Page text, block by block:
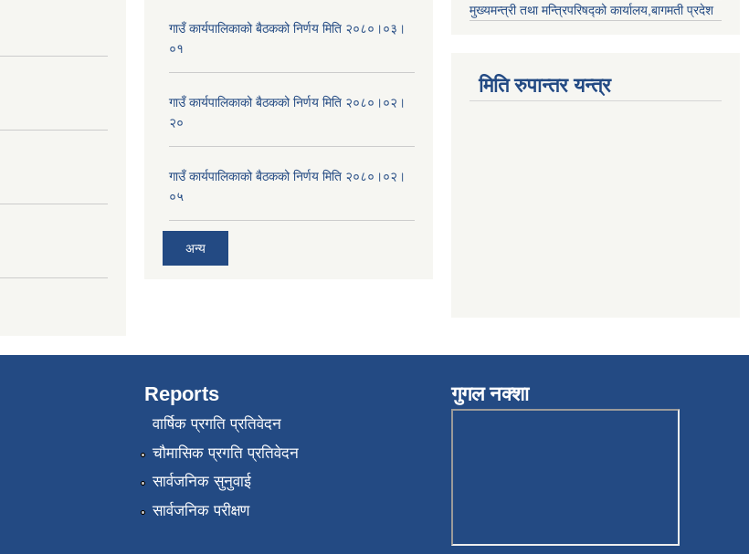
गाउँ कार्यपालिकाको बैठकको निर्णय मिति २०८०।०३।
०१
गाउँ कार्यपालिकाको बैठकको निर्णय मिति २०८०।०२।
२०
गाउँ कार्यपालिकाको बैठकको निर्णय मिति २०८०।०२।
०५
अन्य
मुख्यमन्त्री तथा मन्त्रिपरिषद्को कार्यालय,बागमती प्रदेश
मिति रुपान्तर यन्त्र
Reports
वार्षिक प्रगति प्रतिवेदन
चौमासिक प्रगति प्रतिवेदन
सार्वजनिक सुनुवाई
सार्वजनिक परीक्षण
गुगल नक्शा